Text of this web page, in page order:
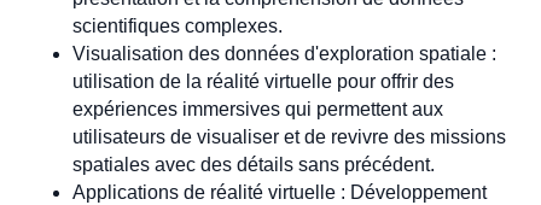
scientifiques complexes.
Visualisation des données d'exploration spatiale :
utilisation de la réalité virtuelle pour offrir des
expériences immersives qui permettent aux
utilisateurs de visualiser et de revivre des missions
spatiales avec des détails sans précédent.
Applications de réalité virtuelle : Développement